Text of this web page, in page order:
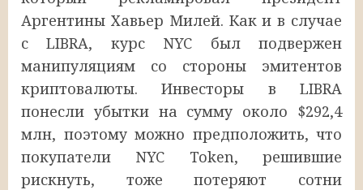
Аргентины Хавьер Милей. Как и в случае
с LIBRA, курс NYC был подвержен
манипуляциям со стороны эмитентов
криптовалюты. Инвесторы в LIBRA
понесли убытки на сумму около $292,4
млн, поэтому можно предположить, что
покупатели NYC Token, решившие
рискнуть, тоже потеряют сотни